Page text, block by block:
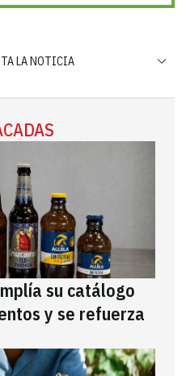
LA NOTICIA
su catálogo
y se refuerza